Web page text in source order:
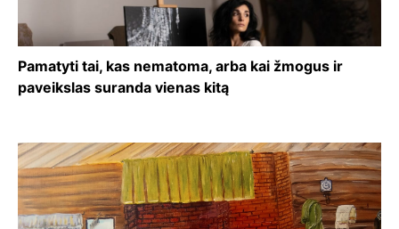
Pamatyti tai, kas nematoma, arba kai žmogus ir
paveikslas suranda vienas kitą